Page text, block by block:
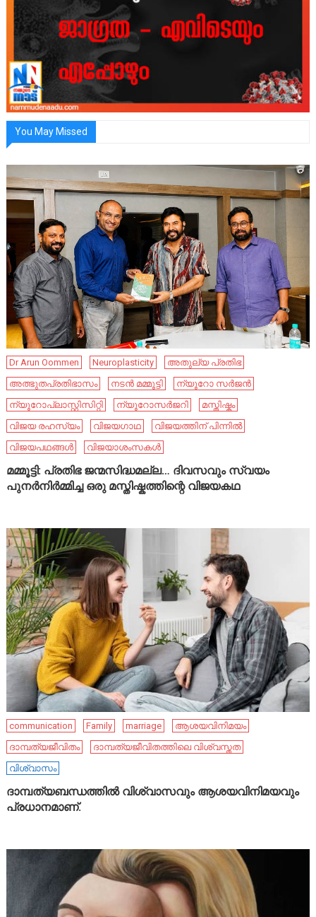
You May Missed
Dr Arun Oommen Neuroplasticity
അതുല്യ പ്രതിഭ
അത്ഭുതപ്രതിഭാസം
നടൻ മമ്മൂട്ടി
ന്യൂറോ സർജൻ
ന്യൂറോപ്ലാസ്റ്റിസിറ്റി
ന്യൂറോസർജറി
മസ്തിഷ്കം
വിജയ രഹസ്യം
വിജയഗാഥ
വിജയത്തിന് പിന്നിൽ
വിജയപഥങ്ങൾ
വിജയാശംസകൾ
മമ്മൂട്ടി: പ്രതിഭ ജന്മസിദ്ധമല്ല… ദിവസവും സ്വയം
പുനർനിർമ്മിച്ച ഒരു മസ്തിഷ്കത്തിന്റെ വിജയകഥ
communication Family marriage
ആശയവിനിമയം
ദാമ്പത്യജീവിതം
ദാമ്പത്യജീവിതത്തിലെ വിശ്വസ്തത
വിശ്വാസം
ദാമ്പത്യബന്ധത്തിൽ വിശ്വാസവും ആശയവിനിമയവും
പ്രധാനമാണ്.